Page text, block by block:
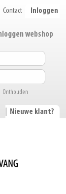
Contact Inloggen
webshop
Onthouden
Nieuwe klant?